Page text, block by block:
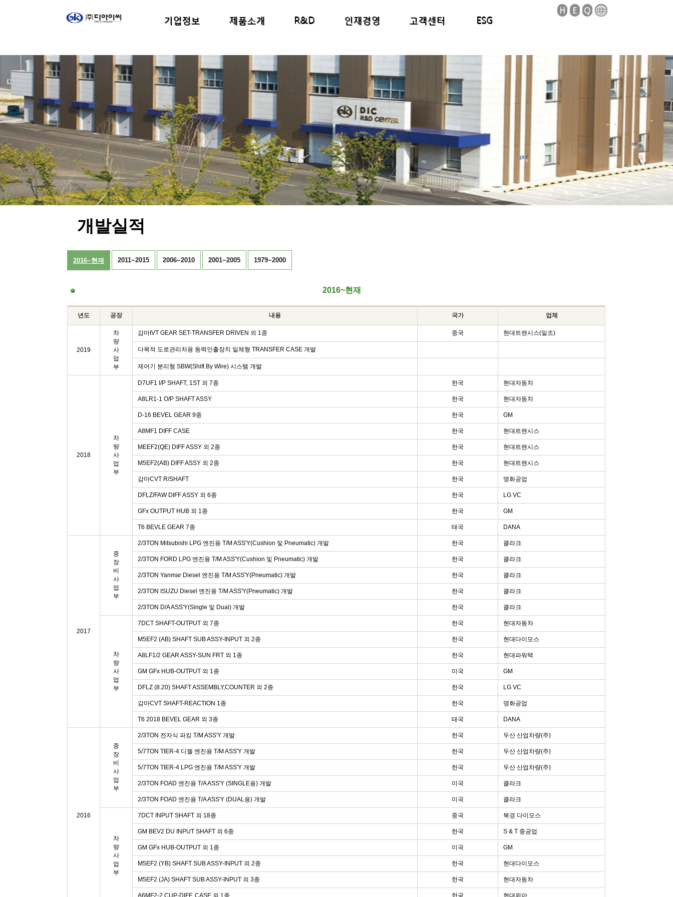
기업정보
대표이사인사말 비전 홍보자료 사업장소개 투자정보
현황
공시정보
제품소개
자동차 중장비 모터사이클 전동제어
R&D
연구소소개 개발실적
인재경영
인재상 인사제도 교육제도 복리후생 입사지원안내 채용정보
고객센터
공지사항 묻고답하기 사이버신문고
ESG
Ｈ Ｅ Ｑ
개발실적
2016~현재 2011~2015 2006~2010 2001~2005 1979~2000
2016~현재
년도 공장 내용 국가 업체
2019
차
량
사
업
부
감마IVT GEAR SET-TRANSFER DRIVEN 외 1종 중국 현대트랜시스(일조)
다목적 도로관리차용 동력인출장치 일체형 TRANSFER CASE 개발
제어기 분리형 SBW(Shift By Wire) 시스템 개발
2018
차
량
사
업
부
D7UF1 I/P SHAFT, 1ST 외 7종 한국 현대자동차
A8LR1-1 O/P SHAFT ASSY 한국 현대자동차
D-16 BEVEL GEAR 9종 한국 GM
A8MF1 DIFF CASE 한국 현대트랜시스
MEEF2(QE) DIFF ASSY 외 2종 한국 현대트랜시스
M5EF2(AB) DIFF ASSY 외 2종 한국 현대트랜시스
감마CVT R/SHAFT 한국 명화공업
DFLZ/FAW DIFF ASSY 외 6종 한국 LG VC
GFx OUTPUT HUB 외 1종 한국 GM
T6 BEVLE GEAR 7종 태국 DANA
2017
중
장
비
사
업
부
2/3TON Mitsubishi LPG 엔진용 T/M ASS'Y(Cushion 및 Pneumatic) 개발 한국 클라크
2/3TON FORD LPG 엔진용 T/M ASS'Y(Cushion 및 Pneumatic) 개발 한국 클라크
2/3TON Yanmar Diesel 엔진용 T/M ASS'Y(Pneumatic) 개발 한국 클라크
2/3TON ISUZU Diesel 엔진용 T/M ASS'Y(Pneumatic) 개발 한국 클라크
2/3TON D/A ASS'Y(Single 및 Dual) 개발 한국 클라크
차
량
사
업
부
7DCT SHAFT-OUTPUT 외 7종 한국 현대자동차
M5EF2 (AB) SHAFT SUB ASSY-INPUT 외 2종 한국 현대다이모스
A8LF1/2 GEAR ASSY-SUN FRT 외 1종 한국 현대파워택
GM GFx HUB-OUTPUT 외 1종 미국 GM
DFLZ (8.20) SHAFT ASSEMBLY,COUNTER 외 2종 한국 LG VC
감마CVT SHAFT-REACTION 1종 한국 명화공업
T6 2018 BEVEL GEAR 외 3종 태국 DANA
2016
중
장
비
사
업
부
2/3TON 전자식 파킹 T/M ASS'Y 개발 한국 두산 산업차량(주)
5/7TON TIER-4 디젤 엔진용 T/M ASS'Y 개발 한국 두산 산업차량(주)
5/7TON TIER-4 LPG 엔진용 T/M ASS'Y 개발 한국 두산 산업차량(주)
2/3TON FOAD 엔진용 T/A ASS'Y (SINGLE용) 개발 미국 클라크
2/3TON FOAD 엔진용 T/A ASS'Y (DUAL용) 개발 미국 클라크
차
량
사
업
부
7DCT INPUT SHAFT 외 18종 중국 북경 다이모스
GM BEV2 DU INPUT SHAFT 외 6종 한국 S & T 중공업
GM GFx HUB-OUTPUT 외 1종 미국 GM
M5EF2 (YB) SHAFT SUB ASSY-INPUT 외 2종 한국 현대다이모스
M5EF2 (JA) SHAFT SUB ASSY-INPUT 외 3종 한국 현대자동차
A6MF2-2 CUP-DIFF. CASE 외 1종 한국 현대위아